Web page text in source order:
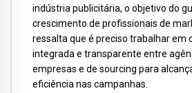
indústria publicitária, o objetivo do
crescimento de profissionais de
ressalta que é preciso trabalhar em
integrada e transparente entre
empresas e de sourcing para
eficiência nas campanhas.